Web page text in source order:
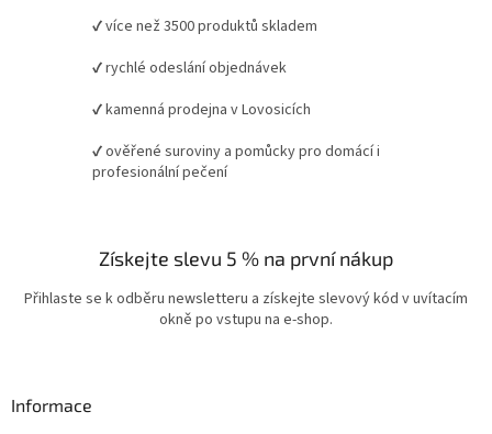
✔ více než 3500 produktů skladem
✔ rychlé odeslání objednávek
✔ kamenná prodejna v Lovosicích
✔ ověřené suroviny a pomůcky pro domácí i
profesionální pečení
Získejte slevu 5 % na první nákup
Přihlaste se k odběru newsletteru a získejte slevový kód v uvítacím
okně po vstupu na e-shop.
Informace